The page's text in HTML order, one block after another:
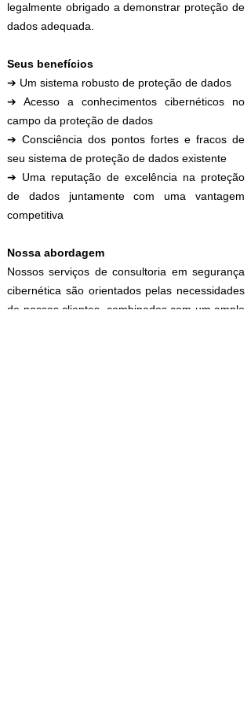
legalmente obrigado a demonstrar proteção de
dados adequada.
Seus benefícios
➔ Um sistema robusto de proteção de dados
➔ Acesso a conhecimentos cibernéticos no
campo da proteção de dados
➔ Consciência dos pontos fortes e fracos de
seu sistema de proteção de dados existente
➔ Uma reputação de excelência na proteção
de dados juntamente com uma vantagem
competitiva
Nossa abordagem
Nossos serviços de consultoria em segurança
cibernética são orientados pelas necessidades
de nossos clientes, combinados com um amplo